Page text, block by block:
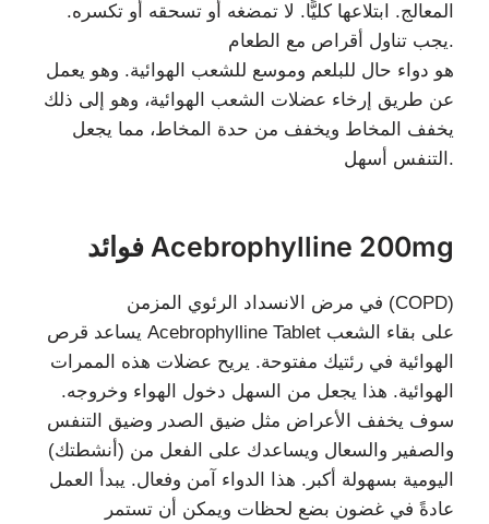
المعالج. ابتلاعها كليًّا. لا تمضغه أو تسحقه أو تكسره.
يجب تناول أقراص مع الطعام.
هو دواء حال للبلعم وموسع للشعب الهوائية. وهو يعمل
عن طريق إرخاء عضلات الشعب الهوائية، وهو إلى ذلك
يخفف المخاط ويخفف من حدة المخاط، مما يجعل
التنفس أسهل.
فوائد Acebrophylline 200mg
في مرض الانسداد الرئوي المزمن (COPD)
يساعد قرص Acebrophylline Tablet على بقاء الشعب
الهوائية في رئتيك مفتوحة. يريح عضلات هذه الممرات
الهوائية. هذا يجعل من السهل دخول الهواء وخروجه.
سوف يخفف الأعراض مثل ضيق الصدر وضيق التنفس
والصفير والسعال ويساعدك على الفعل من (أنشطتك)
اليومية بسهولة أكبر. هذا الدواء آمن وفعال. يبدأ العمل
عادةً في غضون بضع لحظات ويمكن أن تستمر